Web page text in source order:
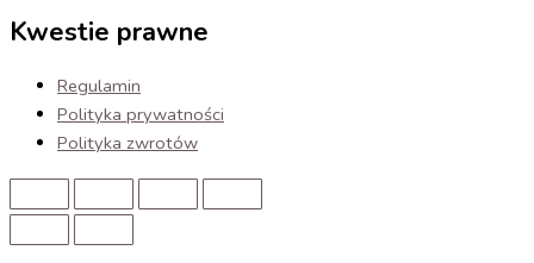
Kwestie prawne
Regulamin
Polityka prywatności
Polityka zwrotów